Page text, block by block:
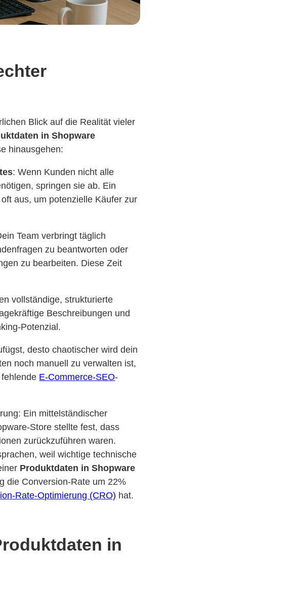
Blick auf die Realität vieler
in Shopware
hinausgehen:
: Wenn Kunden nicht alle
springen sie ab. Ein
aus, um potenzielle Käufer zur
Team verbringt täglich
zu beantworten oder
zu bearbeiten. Diese Zeit
vollständige, strukturierte
Beschreibungen und
Potenzial.
desto chaotischer wird dein
noch manuell zu verwalten ist,
E-Commerce-SEO-
Ein mittelständischer
Store stellte fest, dass
zurückzuführen waren.
weil wichtige technische
Produktdaten in Shopware
die Conversion-Rate um 22%
Rate-Optimierung (CRO) hat.
in